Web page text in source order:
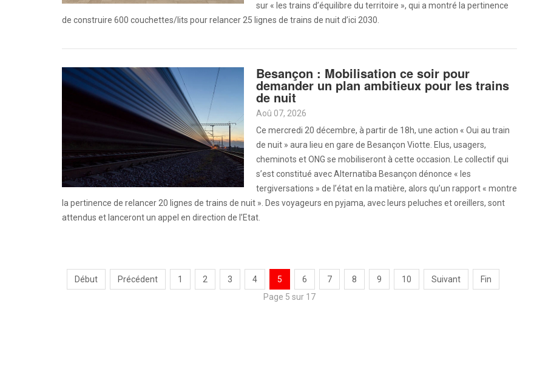
sur « les trains d’équilibre du territoire », qui a montré la pertinence
de construire 600 couchettes/lits pour relancer 25 lignes de trains de nuit d’ici 2030.
Besançon : Mobilisation ce soir pour
demander un plan ambitieux pour les trains
de nuit
Aoû 07, 2026
Ce mercredi 20 décembre, à partir de 18h, une action « Oui au train
de nuit » aura lieu en gare de Besançon Viotte. Elus, usagers,
cheminots et ONG se mobiliseront à cette occasion. Le collectif qui
s’est constitué avec Alternatiba Besançon dénonce « les
tergiversations » de l’état en la matière, alors qu’un rapport « montre
la pertinence de relancer 20 lignes de trains de nuit ». Des voyageurs en pyjama, avec leurs peluches et oreillers, sont
attendus et lanceront un appel en direction de l’Etat.
Début Précédent 1 2 3 4 5 6 7 8 9 10 Suivant
Fin
Page 5 sur 17